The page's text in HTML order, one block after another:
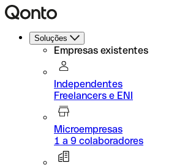
Soluções
Empresas existentes
Independentes
Freelancers e ENI
Microempresas
1 a 9 colaboradores